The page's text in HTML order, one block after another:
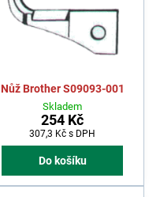
Nůž Brother S09093-001
Skladem
254 Kč
307,3 Kč s DPH
Do košíku